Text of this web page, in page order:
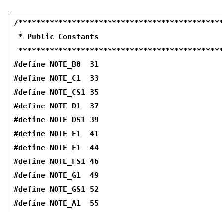
/
* Public Constants
#define NOTE_B0  31
#define NOTE_C1  33
#define NOTE_CS1 35
#define NOTE_D1  37
#define NOTE_DS1 39
#define NOTE_E1  41
#define NOTE_F1  44
#define NOTE_FS1 46
#define NOTE_G1  49
#define NOTE_GS1 52
#define NOTE_A1  55